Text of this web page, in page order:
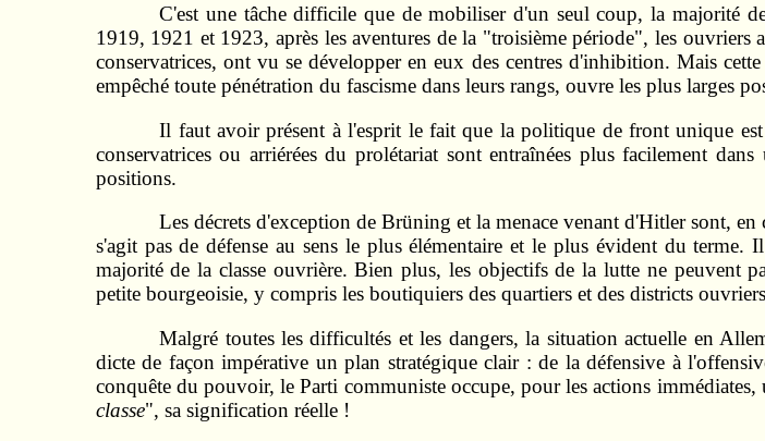
C'est une tâche difficile que de mobiliser d'un seul coup, la majorité
1919, 1921 et 1923, après les aventures de la "troisième période", les ouvriers
conservatrices, ont vu se développer en eux des centres d'inhibition. Mais
empêché toute pénétration du fascisme dans leurs rangs, ouvre les plus larges
Il faut avoir présent à l'esprit le fait que la politique de front unique
conservatrices ou arriérées du prolétariat sont entraînées plus facilement
positions.
Les décrets d'exception de Brüning et la menace venant d'Hitler sont,
s'agit pas de défense au sens le plus élémentaire et le plus évident du
majorité de la classe ouvrière. Bien plus, les objectifs de la lutte ne peuvent
petite bourgeoisie, y compris les boutiquiers des quartiers et des districts
Malgré toutes les difficultés et les dangers, la situation actuelle en
dicte de façon impérative un plan stratégique clair : de la défensive à
conquête du pouvoir, le Parti communiste occupe, pour les actions
classe", sa signification réelle !